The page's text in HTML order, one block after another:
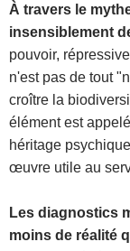
À travers le
insensiblement
pouvoir,
n'est pas de tout
croître la
élément est
héritage
œuvre utile au
Les diagnostics
moins de réalité